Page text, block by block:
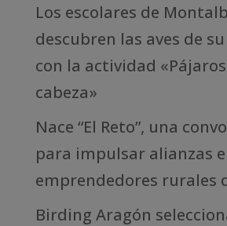
Los escolares de
descubren las aves de
con la actividad
cabeza»
Nace “El Reto”, una
para impulsar alianzas
emprendedores rurales
Birding Aragón